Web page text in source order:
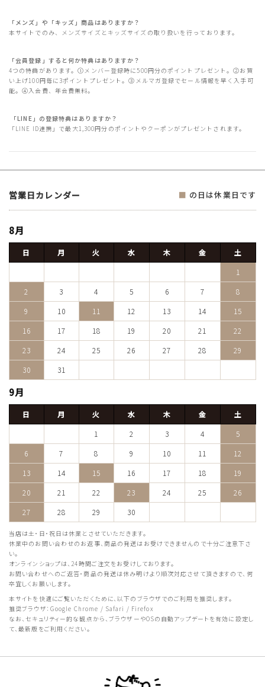
「メンズ」や「キッズ」商品はありますか？
本サイトでのみ、メンズサイズとキッズサイズの取り扱いを行っております。
「会員登録」すると何か特典はありますか？
4つの特典があります。①メンバー登録時に500円分のポイントプレゼント。②お買
い上げ100円毎に3ポイントプレゼント。③メルマガ登録でセール情報を早く入手可
能。④入会費、年会費無料。
「LINE」の登録特典はありますか？
「LINE ID連携」で最大1,300円分のポイントやクーポンがプレゼントされます。
営業日カレンダー ■ の日は休業日です
8月
日 月 火 水 木 金
土
1
2
3 4 5 6 7
8
9
10 11 12 13 14
15
16
17 18 19 20 21
22
23
24 25 26 27 28
29
30
31
9月
日 月 火 水 木 金
土
1
2 3 4
5
6
7 8 9 10 11
12
13
14 15 16 17 18
19
20
21 22 23 24 25
26
27
28 29 30
当店は土・日・祝日は休業とさせていただきます。
休業中のお問い合わせのお返事、商品の発送はお受けできませんので十分ご注意下さ
い。
オンラインショップは、24時間ご注文をお受けしております。
お問い合わせへのご返答・商品の発送は休み明けより順次対応させて頂きますので、何
卒宜しくお願いします。
本サイトを快適にご覧いただくために、以下のブラウザでのご利用を推奨します。
推奨ブラウザ：Google Chrome / Safari / Firefox
なお、セキュリティー的な観点から、ブラウザーやOSの自動アップデートを有効に設定し
て、最新版をご利用ください。